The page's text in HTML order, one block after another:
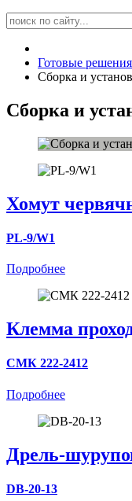
Готовые решения
Сборка и
Сборка и
Хомут
PL-9/W1
Подробнее
Клемма
СМК 222-2412
Подробнее
Дрель-
DB-20-13